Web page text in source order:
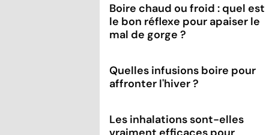
Boire chaud ou froid : quel est
le bon réflexe pour apaiser le
mal de gorge ?
Quelles infusions boire pour
affronter l'hiver ?
Les inhalations sont-elles